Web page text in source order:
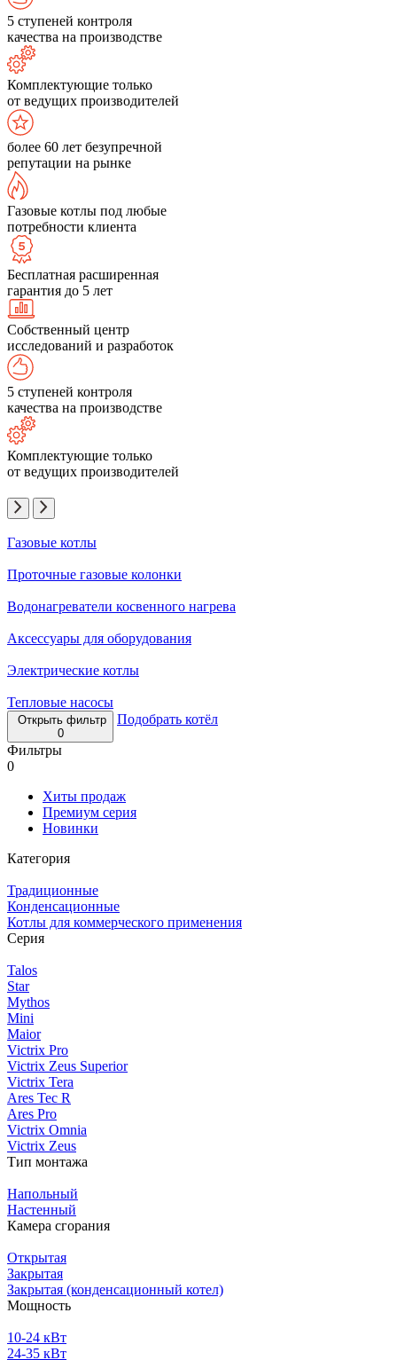
5 ступеней контроля
качества на производстве
Комплектующие только
от ведущих производителей
более 60 лет безупречной
репутации на рынке
Газовые котлы под любые
потребности клиента
Бесплатная расширенная
гарантия до 5 лет
Собственный центр
исследований и разработок
5 ступеней контроля
качества на производстве
Комплектующие только
от ведущих производителей
Газовые котлы
Проточные газовые колонки
Водонагреватели косвенного нагрева
Аксессуары для оборудования
Электрические котлы
Тепловые насосы
Открыть фильтр
0
Подобрать котёл
Фильтры
0
Хиты продаж
Премиум серия
Новинки
Категория
Традиционные
Конденсационные
Котлы для коммерческого применения
Серия
Talos
Star
Mythos
Mini
Maior
Victrix Pro
Victrix Zeus Superior
Victrix Tera
Ares Tec R
Ares Pro
Victrix Omnia
Victrix Zeus
Тип монтажа
Напольный
Настенный
Камера сгорания
Открытая
Закрытая
Закрытая (конденсационный котел)
Мощность
10-24 кВт
24-35 кВт